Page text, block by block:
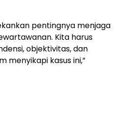
pentingnya menjaga
Kita harus
objektivitas, dan
menyikapi kasus ini,”